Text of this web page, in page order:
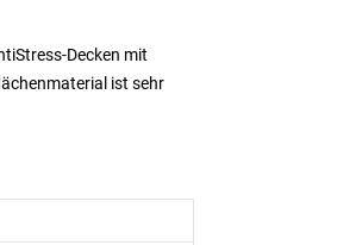
Decken mit
ist sehr